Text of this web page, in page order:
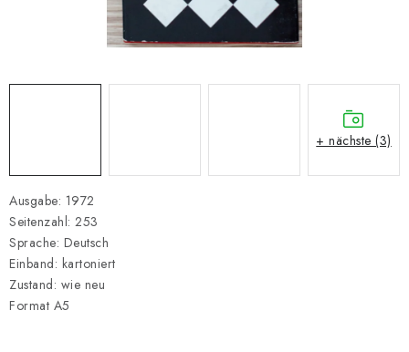
GESCHÄFTSBEDINGUNGEN
KONTAKT
Ausgabe: 1972
Seitenzahl: 253
Sprache: Deutsch
Einband: kartoniert
Zustand: wie neu
Format A5
+ nächste (3)